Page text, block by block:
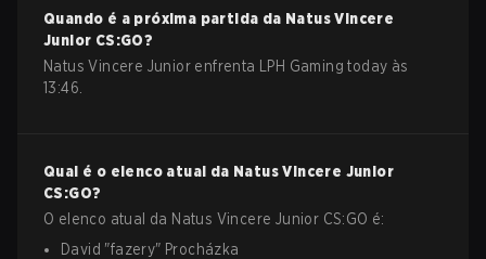
Quando é a próxima partida da Natus Vincere
Junior CS:GO?
Natus Vincere Junior enfrenta LPH Gaming today às
13:46.
Qual é o elenco atual da Natus Vincere Junior
CS:GO?
O elenco atual da Natus Vincere Junior CS:GO é:
David "fazery" Procházka